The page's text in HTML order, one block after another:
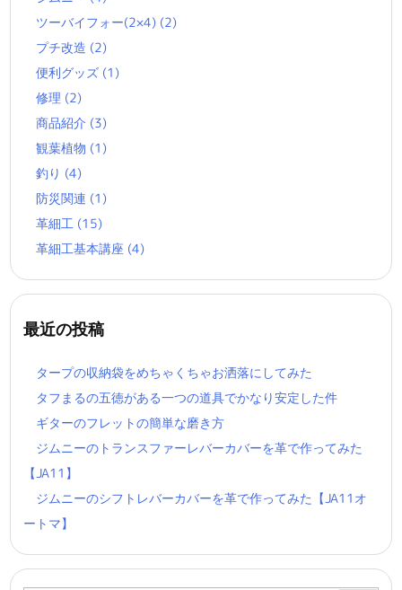
ツーバイフォー(2×4) (2)
プチ改造 (2)
便利グッズ (1)
修理 (2)
商品紹介 (3)
観葉植物 (1)
釣り (4)
防災関連 (1)
革細工 (15)
革細工基本講座 (4)
最近の投稿
タープの収納袋をめちゃくちゃお洒落にしてみた
タフまるの五徳がある一つの道具でかなり安定した件
ギターのフレットの簡単な磨き方
ジムニーのトランスファーレバーカバーを革で作ってみた
【JA11】
ジムニーのシフトレバーカバーを革で作ってみた【JA11オ
ートマ】